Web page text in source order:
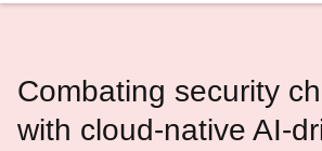
Combating security
with cloud-native AI-